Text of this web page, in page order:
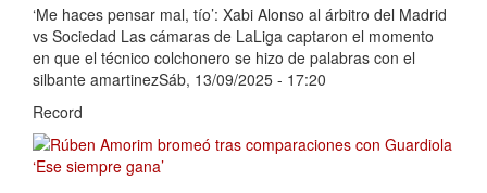
‘Me haces pensar mal, tío’: Xabi Alonso al árbitro del Madrid
vs Sociedad Las cámaras de LaLiga captaron el momento
en que el técnico colchonero se hizo de palabras con el
silbante amartinezSáb, 13/09/2025 - 17:20
Record